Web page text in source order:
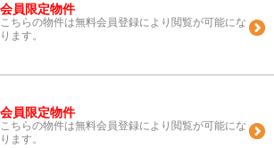
会員限定物件
こちらの物件は無料会員登録により閲覧が可能にな
ります。
会員限定物件
こちらの物件は無料会員登録により閲覧が可能にな
ります。